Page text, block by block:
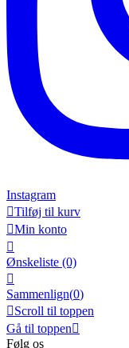
Instagram
Tilføj til kurv
Min konto

Ønskeliste (0)

Sammenlign(0)
Scroll til toppen
Gå til toppen
Følg os